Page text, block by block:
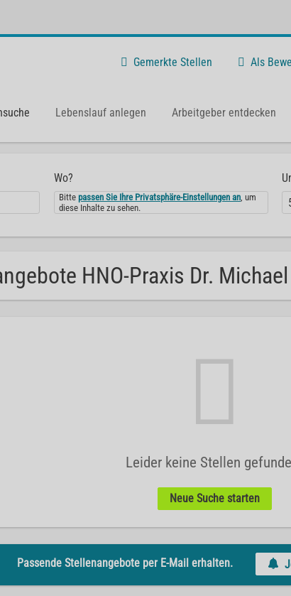
Gemerkte Stellen Als
Lebenslauf anlegen Arbeitgeber entdecken
Wo?
Bittepassen Sie Ihre Privatsphäre-Einstellungen an, um
diese Inhalte zu sehen.
HNO-Praxis Dr.
Leider keine Stellen
Neue Suche starten
Passende Stellenangebote per E-Mail erhalten.